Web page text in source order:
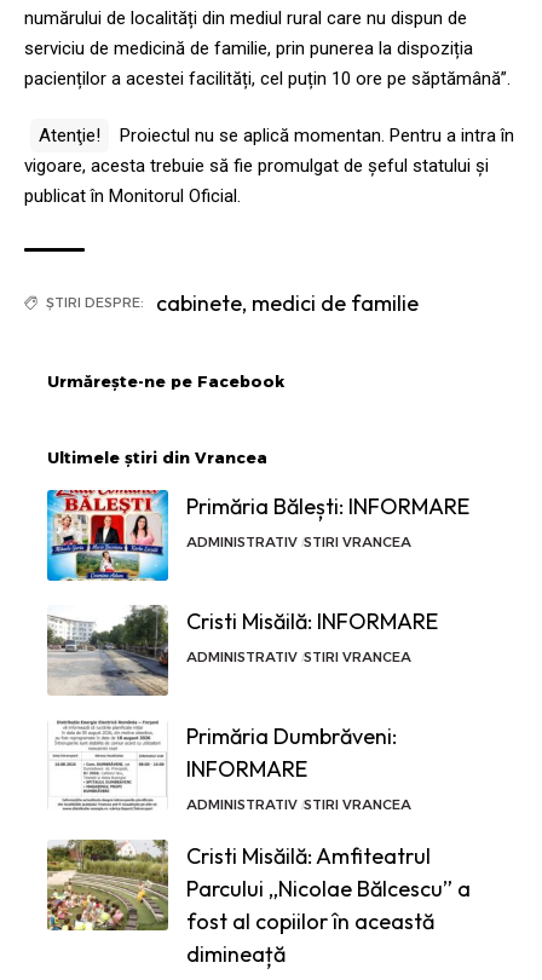
numărului de localități din mediul rural care nu dispun de
serviciu de medicină de familie, prin punerea la dispoziția
pacienților a acestei facilități, cel puțin 10 ore pe săptămână”.
Atenţie!
Proiectul nu se aplică momentan. Pentru a intra în
vigoare, acesta trebuie să fie promulgat de şeful statului şi
publicat în Monitorul Oficial.
ȘTIRI DESPRE: cabinete, medici de familie
Urmărește-ne pe Facebook
Ultimele știri din Vrancea
Primăria Bălești: INFORMARE
ADMINISTRATIV STIRI VRANCEA
Cristi Misăilă: INFORMARE
ADMINISTRATIV STIRI VRANCEA
Primăria Dumbrăveni:
INFORMARE
ADMINISTRATIV STIRI VRANCEA
Cristi Misăilă: Amfiteatrul
Parcului „Nicolae Bălcescu” a
fost al copiilor în această
dimineață